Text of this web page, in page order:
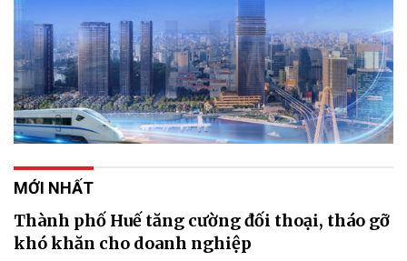
MỚI NHẤT
Thành phố Huế tăng cường đối thoại, tháo gỡ
khó khăn cho doanh nghiệp